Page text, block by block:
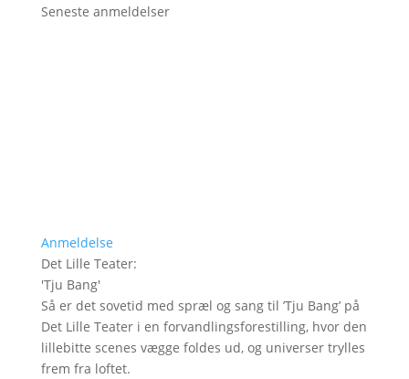
Seneste anmeldelser
Anmeldelse
Det Lille Teater:
'Tju Bang'
Så er det sovetid med spræl og sang til ’Tju Bang’ på
Det Lille Teater i en forvandlingsforestilling, hvor den
lillebitte scenes vægge foldes ud, og universer trylles
frem fra loftet.